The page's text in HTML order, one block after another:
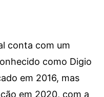
conta com um
como Digio
em 2016, mas
em 2020, com a